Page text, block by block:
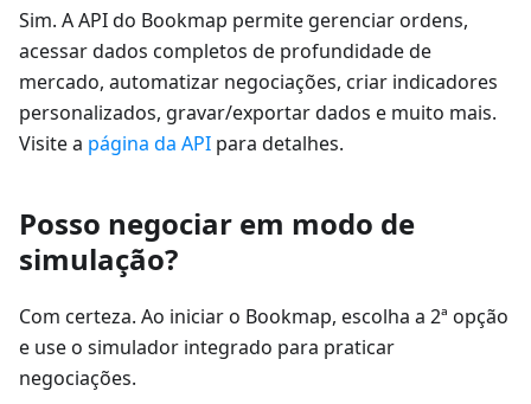
Sim. A API do Bookmap permite gerenciar ordens,
acessar dados completos de profundidade de
mercado, automatizar negociações, criar indicadores
personalizados, gravar/exportar dados e muito mais.
Visite a página da API para detalhes.
Posso negociar em modo de
simulação?
Com certeza. Ao iniciar o Bookmap, escolha a 2ª opção
e use o simulador integrado para praticar
negociações.